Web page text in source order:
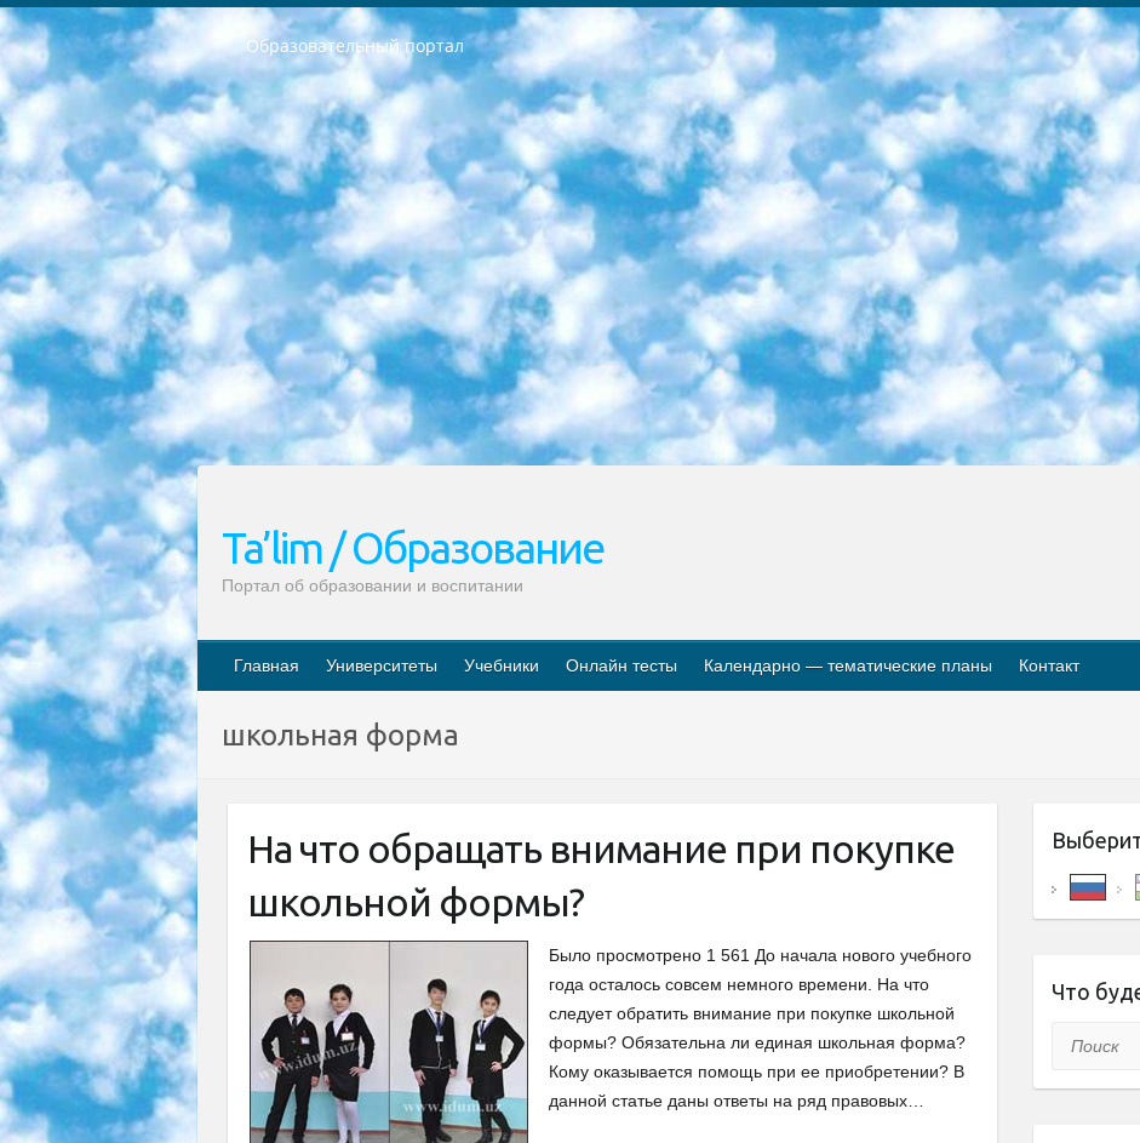
Образовательный портал
РЕСПУБЛИКА УЗБЕКИСТАН МИНИСТРЕРСТВО ДОШКОЛЬНОГО И ШКОЛЬНОГО ОБРАЗОВАНИЯ КОМАНДА в общеобразовательных учреждениях в 2023-2024 учебном году организация и проведение итоговой государственной аттестации обучающихся о Министра дошкольного и школьного образования Республики Узбекистан от 4 марта 2008 года (постановлением Минюста от 20 марта 2008 года № 1778 государственной регистрации) «Итоговое состояние учащихся общего среднего образования на основании положения об утверждении положения об аттестации общего среднего образования выпускной экзамен студентов в образовательных учреждениях в 2023-2024 учебном году В целях организации и прохождения аттестации приказываю: 1. Следующее: перечень предметов, по которым будет проводиться итоговая государственная аттестация и экзамен формы перевода согласно приложению 1; сертификаты международного образца, оценивающие уровень владения иностранными языками перечень согласно приложению 2; 2. Педагогический при специализированных образовательных учреждениях. научно-практический центр квалификации и международной оценки (Д.Давидова) 2024 г. До 25 марта: задания по предметам, по которым будет проводиться итоговая аттестация разработка и утверждение технических условий; итоговая аттестация на основании разработанного предметного задания разработка вопросов по предметам (устно и письменно), экзамен передача; общеобразовательные средние школы и специальные учебные заведения учащиеся выпускных классов школ и интернатов в агентской системе подготовка базы данных экзаменационных материалов и критериев оценки; перевод базы экзаменационных материалов на все языки обучения подать в Республиканский образовательный центр для изготовления; варианты экзаменов на основе разработанных контрольных материалов пусть будут поставлены задачи формирования. 3. Республиканский образовательный центр (Ш.Худайкулов) до 5 апреля 2024 года. до: база данных предоставленных экзаменационных материалов на все языки обучения перевод и экспертиза; для слепых, слабовидящих, глухих, слабослышащих и умственно отсталых детей учащиеся выпускных классов специализированных школ и школ-интернатов база данных экзаменационных материалов на всех преподаваемых языках подготовка критериев оценки; специализированные школы для умственно отсталых детей и технологии для учащихся выпускных классов школ-интернатов разработка соответствующих рекомендаций и критериев проведения ЕГЭ по естествознанию давать задания. 4. Педагогический при специализированных образовательных учреждениях. Научно-практический центр навыков и международной оценки (Д.Давидова), Республика образовательный центр (Худайкулов Ш.) итоговый государственный аттестационный экзамен ориентирован на творческое и логическое мышление при подготовке базы материалов учитывать введение заданий. 5. Следует отметить, что: сертификат государственного образца о знании общеобразовательного предмета и как минимум национальный уровень B1 по предметам на иностранных языках, указанным в Приложении 2. или международно признанный сертификат эквивалентного уровня студенты, изучающие определенный предмет, освобождаются от экзамена; по соответствующим предметам запланирована итоговая государственная аттестация за день до дня, путем жеребьевки Рабочей группой (в письменной форме по предметам, проводимым в форме) из числа сформированных вариантов выбрано 2 варианта; 2 выбранных варианта экзамена анонсированы на официальном сайте министерства и все выпускники по всей стране на основе этих вариантов проводит итоговую государственную аттестацию. 6. Государственное образование учащихся средних общеобразовательных учреждений. знания в соответствии с квалификационными требованиями, которые необходимо приобрести на основании стандартов итоговый (выпускной) контроль для 9 и 11 классов в целях тестирования Экзамены (далее – экзамены) состоят из предметов, перечисленных в приложении 1. будет сделано. 7. Экзамены пройдут с 26 мая по 15 июня 2024 г. (кроме науки физического воспитания). 8. Физическая для учащихся 9 классов общесредних образовательных учреждений. Экзамены по предмету «Образование, квалификация медицина» 1-6 мая 2024 года. сотрудники перевести под присмотр (с отклонениями в физическом или умственном развитии) специализированная школа для детей, школы-интернаты и со сколиозом школы-интернаты санаторного типа для больных детей исключены). 9. Он был слепым, слабовидящим и имел нарушения опорно-двигательного аппарата. экзамены в специализированных школах и интернатах для детей должны проводиться исходя из требований, предъявляемых к общеобразовательным учреждениям (физкультура кроме науки). 10. Специализированная школа для глухих и слабослышащих детей. и экзамены в интернатах и быть реализован в виде письменного теста по математике. 11. Специальность для умственно отсталых детей. Для 9 класса Родной язык и литературное письмо Государственный язык (язык обучения – узбекский). для неклассов) написано Математическое письмо Письменная/устная история Узбекистана Физическое воспитание практично Итоговый контроль Для 11 класса Написание родного языка и литературы (эссе) Математическое письмо Узбекский язык (обучение на узбекском языке) не посещающее общее среднее образование для учреждений)/Образовательное учреждение выбор письменный и устный Иностранный язык письменный/устный Письменная/устная история Узбекистана *По выбору студента:  Химия  Физика  Основы государственного права  География 10 бесплатных образовательных ресурсов - Мы составили подборку онлайн-проектов с интерактивными упражнениями, видеолекциями и статьями. Они помогут вам обрести новые и освежить старые знания бесплатно. 1. «ИНТУИТ» Старейшая образовательная площадка Рунета. Здесь вы найдёте сотни текстовых и видеокурсов на десятки различных тем — от программирования до психологии. Многие курсы подготовлены российскими университетами и крупными международными компаниями вроде Intel и Microsoft. Самостоятельное обучение бесплатное, но желающие могут оплатить услуги персональных наставников. 2. «Смартия» знакомит с актуальными профессиями и подсказывает, как им обучаться. Выбрав заинтересовавшую вас специальность — SMM-специалист, фотограф, веб-дизайнер или другую, — увидите список необходимых для неё умений. Чтобы вы могли освоить их самостоятельно, для каждого умения площадка отображает подборку ссылок на учебные материалы. Хотя «Смартия» ориентируется на русскоязычную аудиторию, часть контента всё же доступна только на английском. 3. «Лекторий Физтеха» Проект Московского физико-технического института (Физтеха). С его помощью вы можете смотреть онлайн серии лекций, записанные на видео в этом вузе. В числе доступных предметов — физика, биология, химия, информационные технологии и другие. К некоторым лекциям администрация ресурса прилагает готовые конспекты, которые можно скачивать в PDF-формате. 4. ITMOcourses Онлайн-площадка Санкт-Петербургского национального исследовательского университета информационных технологий, механики и оптики (ИТМО). Ресурс предоставляет свободный доступ к курсам, разработанным в этом вузе. Каталог материалов разбит на четыре категории: «Оптические системы и технологии», «Приборостроение и робототехника», «Информационные технологии» и «Биотехнологии». Курсы состоят из видеолекций, интерактивных демонстраций и заданий. 5. «КиберЛенинка» Электронная научная библиотека открытого доступа. Каталог площадки регулярно обрастает текстами статей из различных научных изданий. Сгруппированные по журналам и рубрикам публикации можно читать онлайн или скачивать целиком в PDF-формате. Проект нацелен на популяризацию науки за счёт открытого доступа к качественной информации. 6. «ПостНаука» На этом ресурсе публикуют подборки видеолекций, составленные
Ta’lim / Образование
Портал об образовании и воспитании
Главная Университеты Учебники Онлайн тесты Календарно — тематические планы Контакт
школьная форма
На что обращать внимание при покупке
школьной формы?
Было просмотрено 1 561 До начала нового учебного
года осталось совсем немного времени. На что
следует обратить внимание при покупке школьной
формы? Обязательна ли единая школьная форма?
Кому оказывается помощь при ее приобретении? В
данной статье даны ответы на ряд правовых…
Что
Поиск